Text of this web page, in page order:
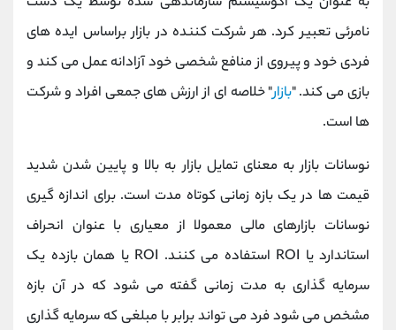
نامرئی تعبیر کرد. هر شرکت کننده در بازار براساس ایده های
فردی خود و پیروی از منافع شخصی خود آزادانه عمل می کند و
بازی می کند. "بازار" خلاصه ای از ارزش های جمعی افراد و شرکت
ها است.
نوسانات بازار به معنای تمایل بازار به بالا و پایین شدن شدید
قیمت ها در یک بازه زمانی کوتاه مدت است. برای اندازه گیری
نوسانات بازارهای مالی معمولا از معیاری با عنوان انحراف
استاندارد یا ROI استفاده می کنند. ROI یا همان بازده یک
سرمایه ‌گذاری به مدت‌ زمانی گفته می شود که در آن بازه
مشخص می شود فرد می ‌تواند برابر با مبلغی که سرمایه ‌گذاری